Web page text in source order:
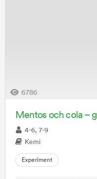
6786
Mentos och cola –
4-6, 7-9
Kemi
Experiment